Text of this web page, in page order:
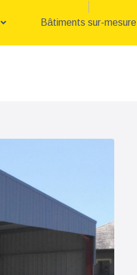
Bâtiments sur-mesure